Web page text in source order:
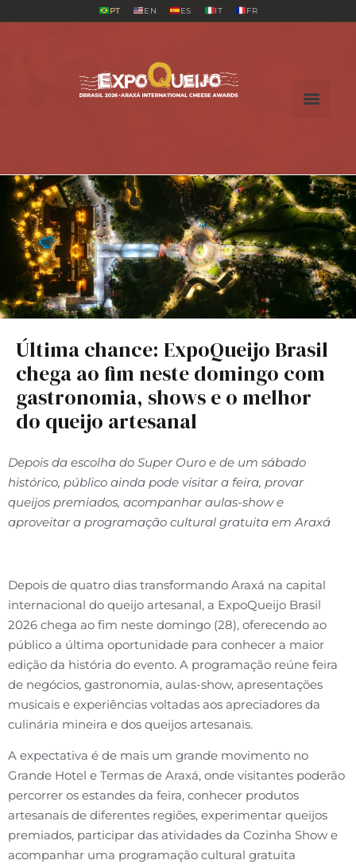
PT EN ES IT FR
Última chance: ExpoQueijo Brasil
chega ao fim neste domingo com
gastronomia, shows e o melhor
do queijo artesanal
Depois da escolha do Super Ouro e de um sábado
histórico, público ainda pode visitar a feira, provar
queijos premiados, acompanhar aulas-show e
aproveitar a programação cultural gratuita em Araxá
Depois de quatro dias transformando Araxá na capital
internacional do queijo artesanal, a ExpoQueijo Brasil
2026 chega ao fim neste domingo (28), oferecendo ao
público a última oportunidade para conhecer a maior
edição da história do evento. A programação reúne feira
de negócios, gastronomia, aulas-show, apresentações
musicais e experiências voltadas aos apreciadores da
culinária mineira e dos queijos artesanais.
A expectativa é de mais um grande movimento no
Grande Hotel e Termas de Araxá, onde visitantes poderão
percorrer os estandes da feira, conhecer produtos
artesanais de diferentes regiões, experimentar queijos
premiados, participar das atividades da Cozinha Show e
acompanhar uma programação cultural gratuita